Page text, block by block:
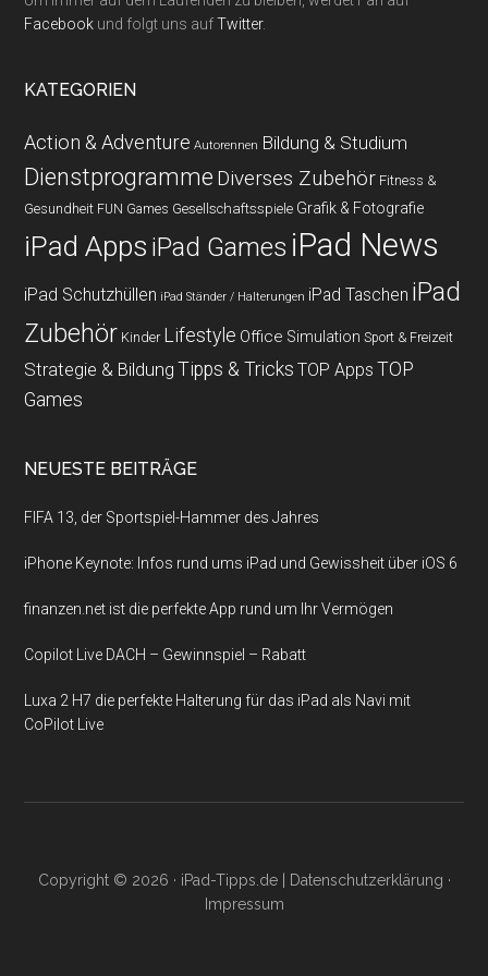
Facebook und folgt uns aufTwitter.
KATEGORIEN
Action & Adventure Autorennen Bildung & Studium
Dienstprogramme Diverses Zubehör Fitness &
Gesundheit FUN Games Gesellschaftsspiele Grafik & Fotografie
iPad Apps iPad Games iPad News
iPad Schutzhüllen iPad Ständer / Halterungen iPad Taschen iPad
Zubehör Kinder Lifestyle Office Simulation Sport & Freizeit
Strategie & Bildung Tipps & Tricks TOP Apps TOP
Games
NEUESTE BEITRÄGE
FIFA 13, der Sportspiel-Hammer des Jahres
iPhone Keynote: Infos rund ums iPad und Gewissheit über iOS 6
finanzen.net ist die perfekte App rund um Ihr Vermögen
Copilot Live DACH – Gewinnspiel – Rabatt
Luxa 2 H7 die perfekte Halterung für das iPad als Navi mit
CoPilot Live
Copyright © 2026 · iPad-Tipps.de| Datenschutzerklärung ·
Impressum